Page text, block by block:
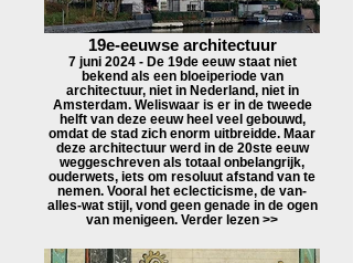
19e-eeuwse architectuur
7 juni 2024 - De 19de eeuw staat niet
bekend als een bloeiperiode van
architectuur, niet in Nederland, niet in
Amsterdam. Weliswaar is er in de tweede
helft van deze eeuw heel veel gebouwd,
omdat de stad zich enorm uitbreidde. Maar
deze architectuur werd in de 20ste eeuw
weggeschreven als totaal onbelangrijk,
ouderwets, iets om resoluut afstand van te
nemen. Vooral het eclecticisme, de van-
alles-wat stijl, vond geen genade in de ogen
van menigeen. Verder lezen >>